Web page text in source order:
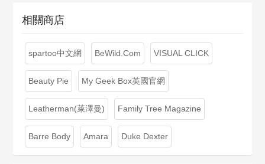
相關商店
spartoo中文網 BeWild.Com VISUAL CLICK
Beauty Pie My Geek Box英國官網
Leatherman(萊澤曼) Family Tree Magazine
Barre Body Amara Duke Dexter